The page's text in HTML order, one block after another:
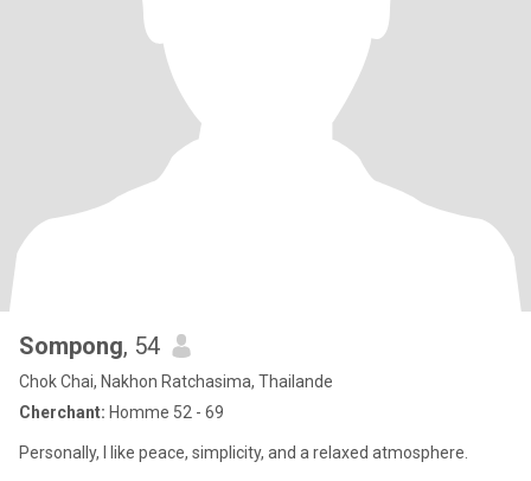
Sompong, 54
Chok Chai, Nakhon Ratchasima, Thailande
Cherchant: Homme 52 - 69
Personally, I like peace, simplicity, and a relaxed atmosphere.